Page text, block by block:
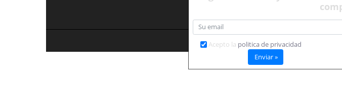
© 2016
Acepto la politica de privacidad
Enviar »